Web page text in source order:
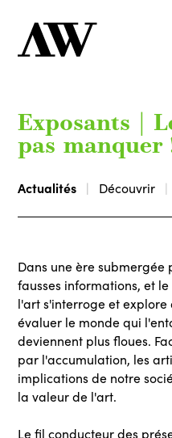
Exposants |
pas manquer
Actualités Découvrir
Dans une ère submergée
fausses informations, et
l'art s'interroge et
évaluer le monde qui
deviennent plus floues.
par l'accumulation, les
implications de notre
la valeur de l'art.
Le fil conducteur des